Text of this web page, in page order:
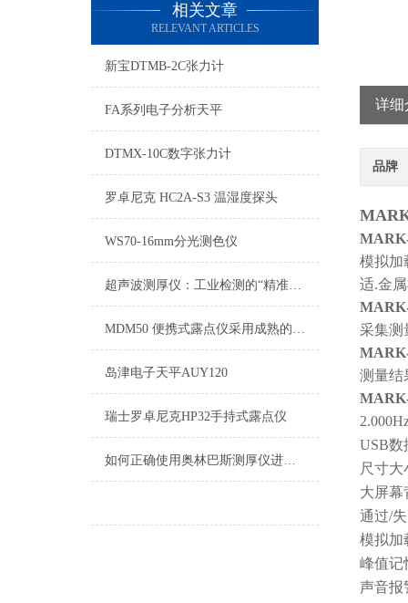
相关文章
RELEVANT ARTICLES
新宝DTMB-2C张力计
FA系列电子分析天平
DTMX-10C数字张力计
罗卓尼克 HC2A-S3 温湿度探头
WS70-16mm分光测色仪
超声波测厚仪：工业检测的“精准慧眼”
MDM50 便携式露点仪采用成熟的厚膜测量技术
岛津电子天平AUY120
瑞士罗卓尼克HP32手持式露点仪
如何正确使用奥林巴斯测厚仪进行材料厚度检测？
详细
品牌
模拟加
适.金
采集测
测量结
USB数
尺寸大
大屏幕
通过/
模拟加
峰值记
声音报